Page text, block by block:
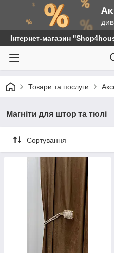
Інтернет-магазин
Товари та послуги
Магніти для штор та тюлі
Сортування